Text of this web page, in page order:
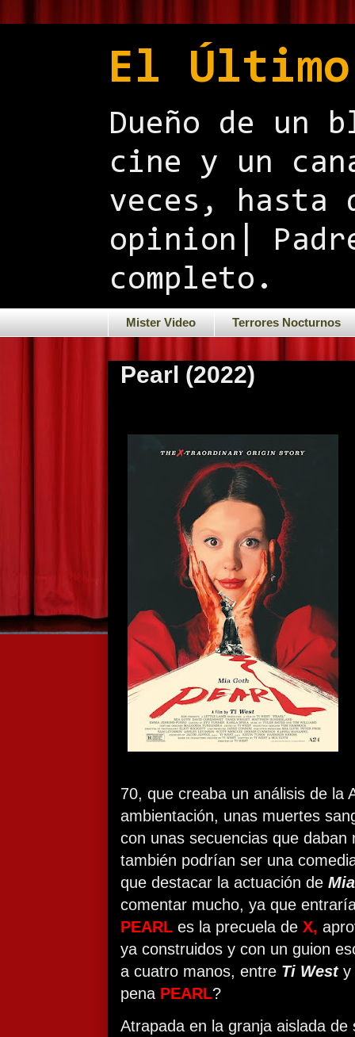
El
Dueño de un
cine y un
veces, hasta
opinion|
completo.
Mister Video Terrores Nocturnos
Pearl (2022)
70, que creaba un análisis de la
ambientación, unas muertes
con unas secuencias que daban
también podrían ser una
que destacar la actuación de
comentar mucho, ya que
PEARL es la precuela de X,
ya construidos y con un guion
a cuatro manos, entre Ti Westy
pena PEARL?
Atrapada en la granja aislada de